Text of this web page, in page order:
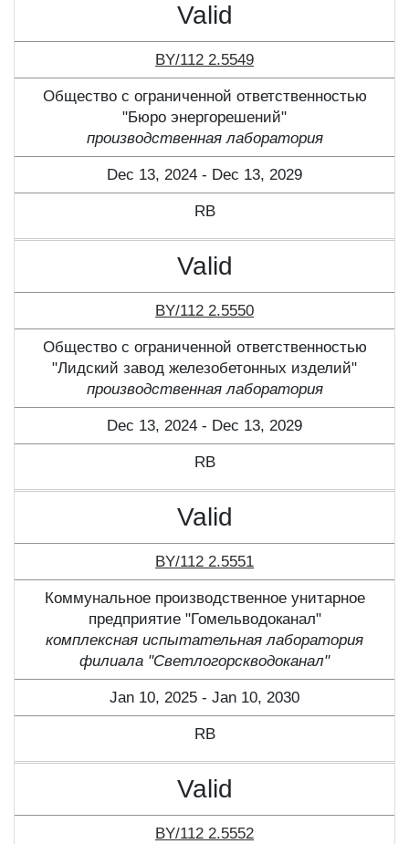
Valid
BY/112 2.5549
Общество с ограниченной ответственностью
"Бюро энергорешений"
производственная лаборатория
Dec 13, 2024 - Dec 13, 2029
RB
Valid
BY/112 2.5550
Общество с ограниченной ответственностью
"Лидский завод железобетонных изделий"
производственная лаборатория
Dec 13, 2024 - Dec 13, 2029
RB
Valid
BY/112 2.5551
Коммунальное производственное унитарное
предприятие "Гомельводоканал"
комплексная испытательная лаборатория
филиала "Светлогорскводоканал"
Jan 10, 2025 - Jan 10, 2030
RB
Valid
BY/112 2.5552